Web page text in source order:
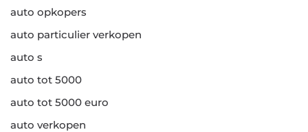
auto opkopers
auto particulier verkopen
auto s
auto tot 5000
auto tot 5000 euro
auto verkopen